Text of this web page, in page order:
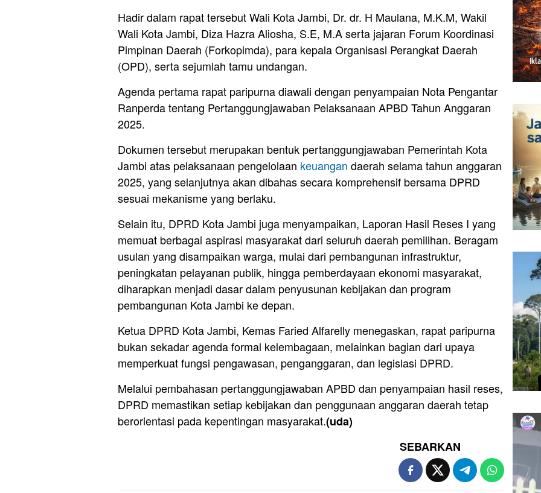
Hadir dalam rapat tersebut Wali Kota Jambi, Dr. dr. H Maulana, M.K.M, Wakil
Wali Kota Jambi, Diza Hazra Aliosha, S.E, M.A serta jajaran Forum Koordinasi
Pimpinan Daerah (Forkopimda), para kepala Organisasi Perangkat Daerah
(OPD), serta sejumlah tamu undangan.
Agenda pertama rapat paripurna diawali dengan penyampaian Nota Pengantar
Ranperda tentang Pertanggungjawaban Pelaksanaan APBD Tahun Anggaran
2025.
Dokumen tersebut merupakan bentuk pertanggungjawaban Pemerintah Kota
Jambi atas pelaksanaan pengelolaan keuangan daerah selama tahun anggaran
2025, yang selanjutnya akan dibahas secara komprehensif bersama DPRD
sesuai mekanisme yang berlaku.
Selain itu, DPRD Kota Jambi juga menyampaikan, Laporan Hasil Reses I yang
memuat berbagai aspirasi masyarakat dari seluruh daerah pemilihan. Beragam
usulan yang disampaikan warga, mulai dari pembangunan infrastruktur,
peningkatan pelayanan publik, hingga pemberdayaan ekonomi masyarakat,
diharapkan menjadi dasar dalam penyusunan kebijakan dan program
pembangunan Kota Jambi ke depan.
Ketua DPRD Kota Jambi, Kemas Faried Alfarelly menegaskan, rapat paripurna
bukan sekadar agenda formal kelembagaan, melainkan bagian dari upaya
memperkuat fungsi pengawasan, penganggaran, dan legislasi DPRD.
Melalui pembahasan pertanggungjawaban APBD dan penyampaian hasil reses,
DPRD memastikan setiap kebijakan dan penggunaan anggaran daerah tetap
berorientasi pada kepentingan masyarakat.(uda)
SEBARKAN